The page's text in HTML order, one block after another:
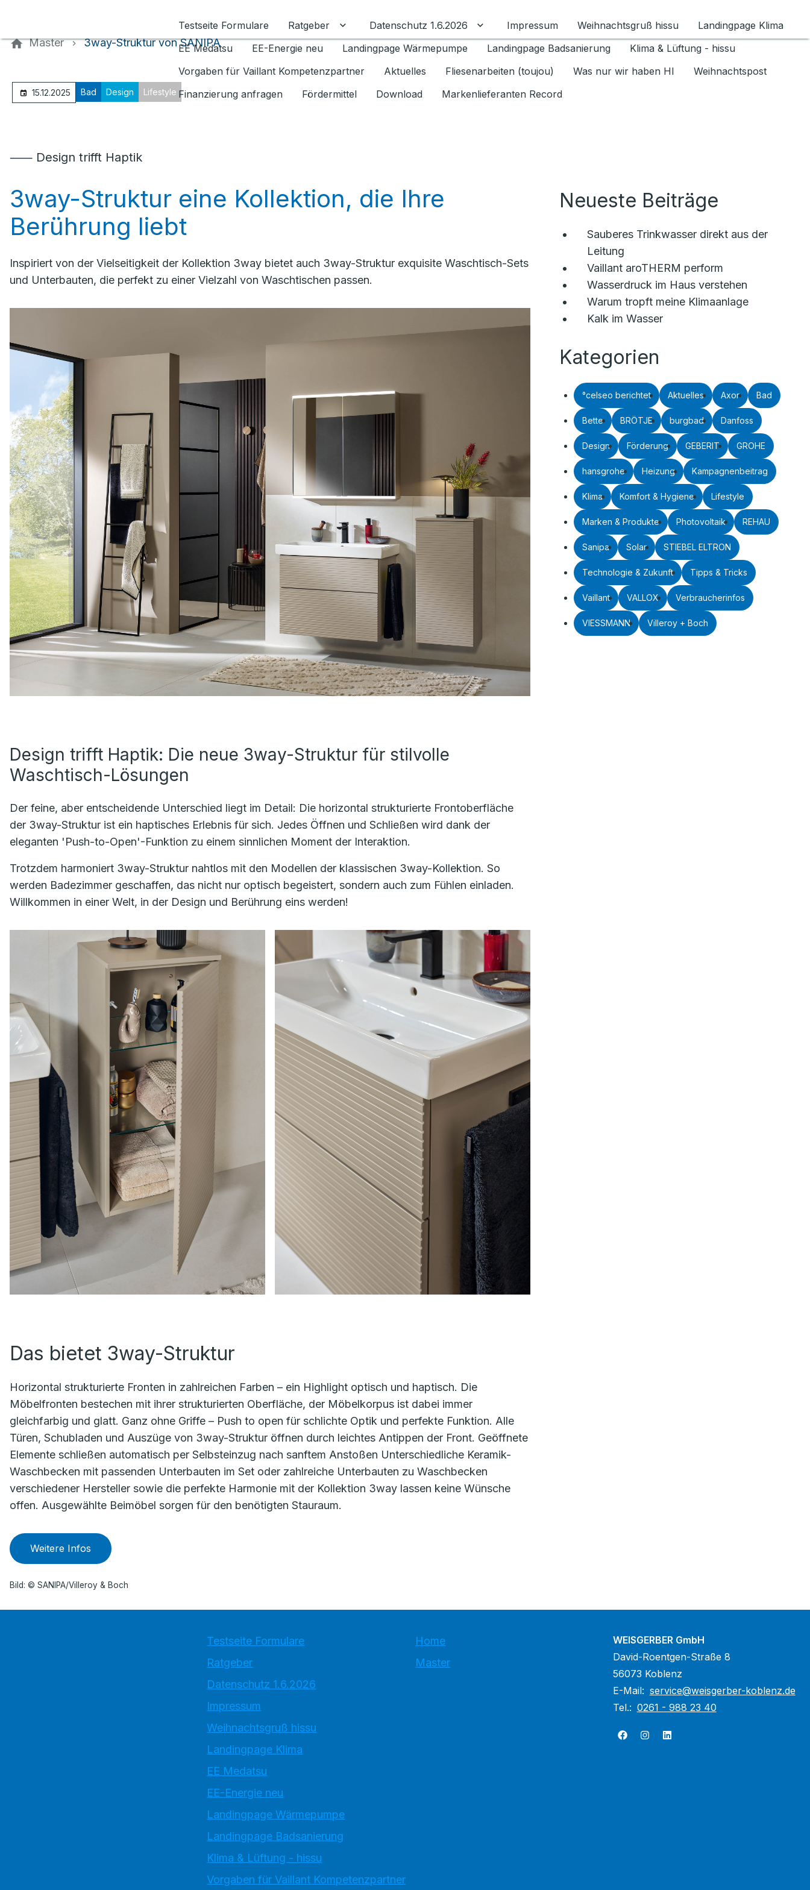
Testseite Formulare
Ratgeber Untermenü für Ratgeber umschalten
Datenschutz 1.6.2026 Untermenü für Datenschutz 1.6.2026 umschalten
Impressum Weihnachtsgruß hissu
Landingpage Klima
EE Medatsu
EE-Energie neu Landingpage Wärmepumpe Landingpage Badsanierung
Klima & Lüftung - hissu
Vorgaben für Vaillant Kompetenzpartner
Aktuelles Fliesenarbeiten (toujou) Was nur wir haben HI
Weihnachtspost
Finanzierung anfragen
Fördermittel Download Markenlieferanten Record
Master 3way-Struktur von SANIPA
15.12.2025 Bad Design Lifestyle
⸺ Design trifft Haptik
3way-Struktur eine Kollektion, die Ihre
Berührung liebt
Inspiriert von der Vielseitigkeit der Kollektion 3way bietet auch 3way-Struktur exquisite Waschtisch-Sets
und Unterbauten, die perfekt zu einer Vielzahl von Waschtischen passen.
Design trifft Haptik: Die neue 3way-Struktur für stilvolle
Waschtisch-Lösungen
Der feine, aber entscheidende Unterschied liegt im Detail: Die horizontal strukturierte Frontoberfläche
der 3way-Struktur ist ein haptisches Erlebnis für sich. Jedes Öffnen und Schließen wird dank der
eleganten 'Push-to-Open'-Funktion zu einem sinnlichen Moment der Interaktion.
Trotzdem harmoniert 3way-Struktur nahtlos mit den Modellen der klassischen 3way-Kollektion. So
werden Badezimmer geschaffen, das nicht nur optisch begeistert, sondern auch zum Fühlen einladen.
Willkommen in einer Welt, in der Design und Berührung eins werden!
Das bietet 3way-Struktur
Horizontal strukturierte Fronten in zahlreichen Farben – ein Highlight optisch und haptisch. Die
Möbelfronten bestechen mit ihrer strukturierten Oberfläche, der Möbelkorpus ist dabei immer
gleichfarbig und glatt. Ganz ohne Griffe – Push to open für schlichte Optik und perfekte Funktion. Alle
Türen, Schubladen und Auszüge von 3way-Struktur öffnen durch leichtes Antippen der Front. Geöffnete
Elemente schließen automatisch per Selbsteinzug nach sanftem Anstoßen Unterschiedliche Keramik-
Waschbecken mit passenden Unterbauten im Set oder zahlreiche Unterbauten zu Waschbecken
verschiedener Hersteller sowie die perfekte Harmonie mit der Kollektion 3way lassen keine Wünsche
offen. Ausgewählte Beimöbel sorgen für den benötigten Stauraum.
Weitere Infos
Bild: © SANIPA/Villeroy & Boch
Neueste Beiträge
Sauberes Trinkwasser direkt aus der
Leitung
Vaillant aroTHERM perform
Wasserdruck im Haus verstehen
Warum tropft meine Klimaanlage
Kalk im Wasser
Kategorien
°celseo berichtet Aktuelles Axor Bad
Bette BRÖTJE burgbad Danfoss
Design Förderung GEBERIT GROHE
hansgrohe Heizung Kampagnenbeitrag
Klima Komfort & Hygiene Lifestyle
Marken & Produkte Photovoltaik REHAU
Sanipa Solar STIEBEL ELTRON
Technologie & Zukunft Tipps & Tricks
Vaillant VALLOX Verbraucherinfos
VIESSMANN Villeroy + Boch
Testseite Formulare
Ratgeber
Datenschutz 1.6.2026
Impressum
Weihnachtsgruß hissu
Landingpage Klima
EE Medatsu
EE-Energie neu
Landingpage Wärmepumpe
Landingpage Badsanierung
Klima & Lüftung - hissu
Vorgaben für Vaillant Kompetenzpartner
Home
Master
WEISGERBER GmbH
David-Roentgen-Straße 8
56073 Koblenz
E-Mail: service@weisgerber-koblenz.de
Tel.: 0261 - 988 23 40